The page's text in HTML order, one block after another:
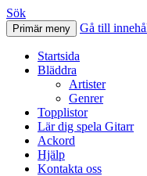
Sök
Primär meny Gå till
Startsida
Bläddra
Artister
Genrer
Topplistor
Lär dig spela Gitarr
Ackord
Hjälp
Kontakta oss